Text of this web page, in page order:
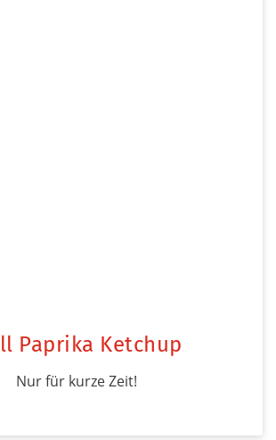
Paprika Ketchup
Nur für kurze Zeit!